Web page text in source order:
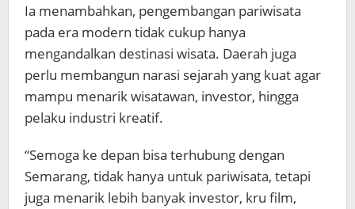
Ia menambahkan, pengembangan pariwisata
pada era modern tidak cukup hanya
mengandalkan destinasi wisata. Daerah juga
perlu membangun narasi sejarah yang kuat agar
mampu menarik wisatawan, investor, hingga
pelaku industri kreatif.
“Semoga ke depan bisa terhubung dengan
Semarang, tidak hanya untuk pariwisata, tetapi
juga menarik lebih banyak investor, kru film,